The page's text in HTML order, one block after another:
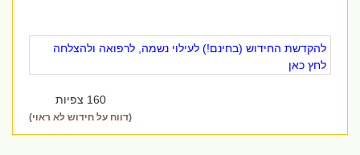
להקדשת החידוש (בחינם!) לעילוי נשמה, לרפואה ולהצלחה
לחץ כאן
160 צפיות
(דווח על חידוש לא ראוי)